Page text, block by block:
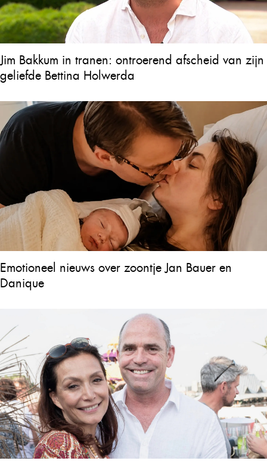
Jim Bakkum in tranen: ontroerend afscheid van zijn
geliefde Bettina Holwerda
Emotioneel nieuws over zoontje Jan Bauer en
Danique